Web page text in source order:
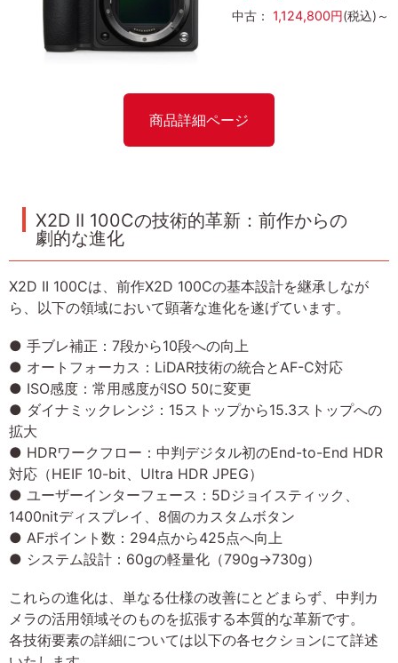
中古： 1,124,800円(税込)～
商品詳細ページ
X2D II 100Cの技術的革新：前作からの
劇的な進化
X2D II 100Cは、前作X2D 100Cの基本設計を継承しなが
ら、以下の領域において顕著な進化を遂げています。
● 手ブレ補正：7段から10段への向上
● オートフォーカス：LiDAR技術の統合とAF-C対応
● ISO感度：常用感度がISO 50に変更
● ダイナミックレンジ：15ストップから15.3ストップへの
拡大
● HDRワークフロー：中判デジタル初のEnd-to-End HDR
対応（HEIF 10-bit、Ultra HDR JPEG）
● ユーザーインターフェース：5Dジョイスティック、
1400nitディスプレイ、8個のカスタムボタン
● AFポイント数：294点から425点へ向上
● システム設計：60gの軽量化（790g→730g）
これらの進化は、単なる仕様の改善にとどまらず、中判カ
メラの活用領域そのものを拡張する本質的な革新です。
各技術要素の詳細については以下の各セクションにて詳述